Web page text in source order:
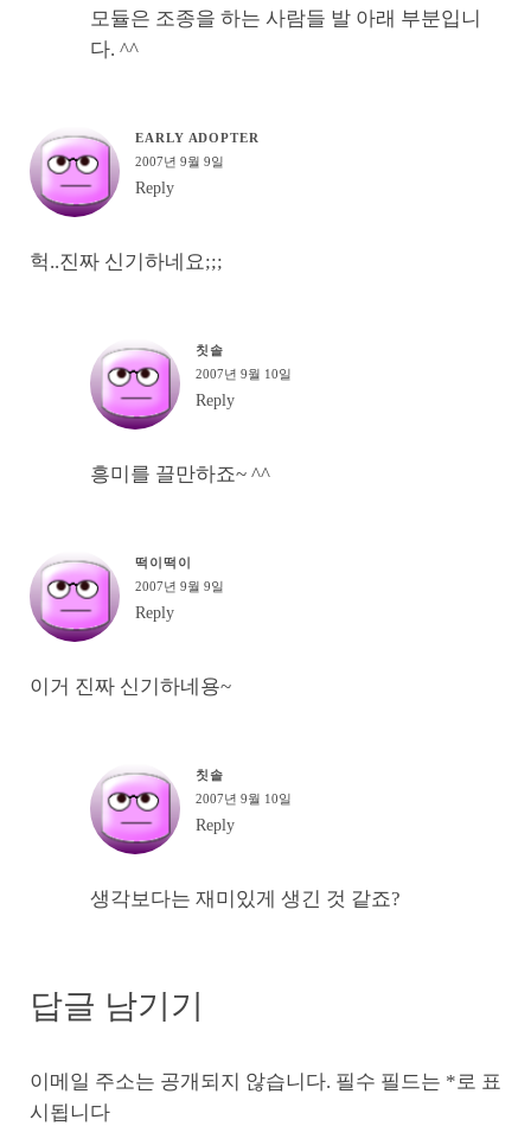
모듈은 조종을 하는 사람들 발 아래 부분입니
다. ^^
EARLY ADOPTER
2007년 9월 9일
Reply
헉..진짜 신기하네요;;;
칫솔
2007년 9월 10일
Reply
흥미를 끌만하죠~ ^^
떡이떡이
2007년 9월 9일
Reply
이거 진짜 신기하네용~
칫솔
2007년 9월 10일
Reply
생각보다는 재미있게 생긴 것 같죠?
답글 남기기
이메일 주소는 공개되지 않습니다. 필수 필드는 * 로 표
시됩니다